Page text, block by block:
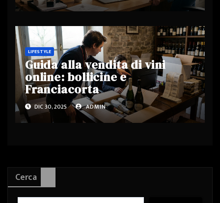
LIFESTYLE
Guida alla vendita di vini
online: bollicine e
Franciacorta
DIC 30, 2025 ADMIN
Cerca